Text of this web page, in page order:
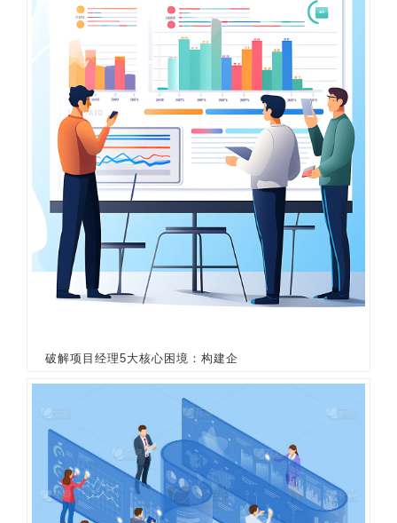
破解项目经理5大核心困境：构建企